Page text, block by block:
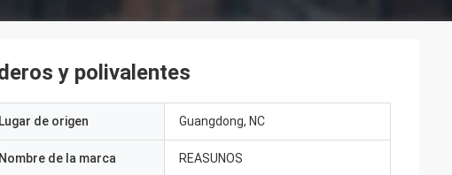
y polivalentes
Lugar de origen Guangdong, NC
Nombre de la marca REASUNOS